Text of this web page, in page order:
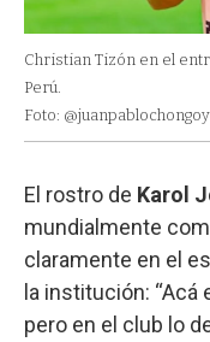
Christian Tizón en el
Perú.
Foto:
El rostro de Karol
mundialmente
claramente en el
la institución:
pero en el club lo